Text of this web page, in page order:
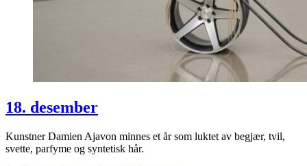
18. desember
Kunstner Damien Ajavon minnes et år som luktet av begjær, tvil,
svette, parfyme og syntetisk hår.